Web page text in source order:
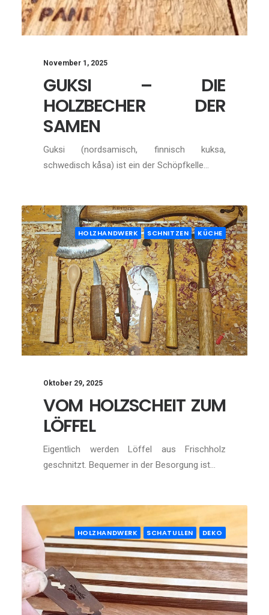
November 1, 2025
GUKSI – DIE
HOLZBECHER DER
SAMEN
Guksi (nordsamisch, finnisch kuksa,
schwedisch kåsa) ist ein der Schöpfkelle…
HOLZHANDWERK SCHNITZEN KÜCHE
Oktober 29, 2025
VOM HOLZSCHEIT ZUM
LÖFFEL
Eigentlich werden Löffel aus Frischholz
geschnitzt. Bequemer in der Besorgung ist…
HOLZHANDWERK SCHATULLEN DEKO